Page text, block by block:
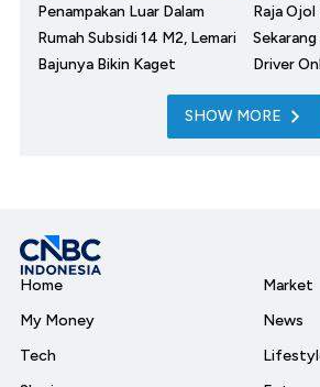
Penampakan Luar Dalam
Rumah Subsidi 14 M2, Lemari
Bajunya Bikin Kaget
Raja
Driver
SHOW MORE
Home
My Money
Tech
Market
News